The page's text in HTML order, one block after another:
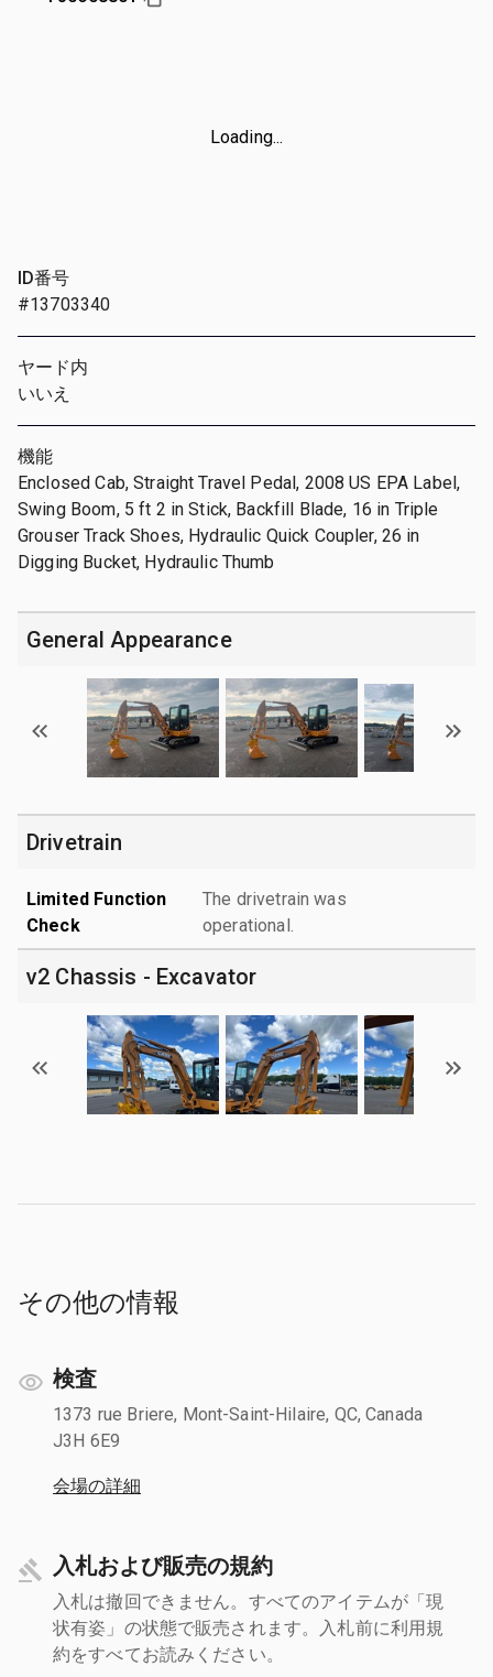
Loading...
ID番号
#13703340
ヤード内
いいえ
機能
Enclosed Cab, Straight Travel Pedal, 2008 US EPA Label,
Swing Boom, 5 ft 2 in Stick, Backfill Blade, 16 in Triple
Grouser Track Shoes, Hydraulic Quick Coupler, 26 in
Digging Bucket, Hydraulic Thumb
General Appearance
Drivetrain
Limited Function
Check
The drivetrain was
operational.
v2 Chassis - Excavator
その他の情報
検査
1373 rue Briere, Mont-Saint-Hilaire, QC, Canada
J3H 6E9
会場の詳細
入札および販売の規約
入札は撤回できません。すべてのアイテムが「現
状有姿」の状態で販売されます。入札前に利用規
約をすべてお読みください。